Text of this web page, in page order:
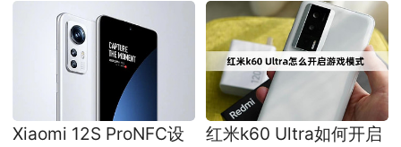
Xiaomi 12S ProNFC设
红米k60 Ultra如何开启